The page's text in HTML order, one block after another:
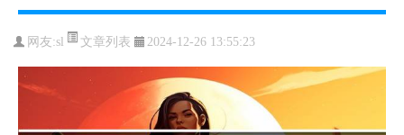
网友:sl 文章列表 2024-12-26 13:55:23